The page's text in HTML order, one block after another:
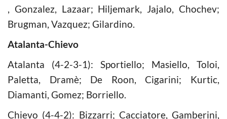
, Gonzalez, Lazaar; Hiljemark, Jajalo, Chochev;
Brugman, Vazquez; Gilardino.
Atalanta-Chievo
Atalanta (4-2-3-1): Sportiello; Masiello, Toloi,
Paletta, Dramè; De Roon, Cigarini; Kurtic,
Diamanti, Gomez; Borriello.
Chievo (4-4-2): Bizzarri; Cacciatore, Gamberini,